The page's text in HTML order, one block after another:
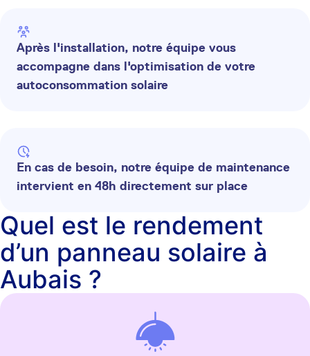
Après l'installation, notre équipe vous
accompagne dans l'optimisation de votre
autoconsommation solaire
En cas de besoin, notre équipe de maintenance
intervient en 48h directement sur place
Quel est le rendement
d’un panneau solaire à
Aubais ?